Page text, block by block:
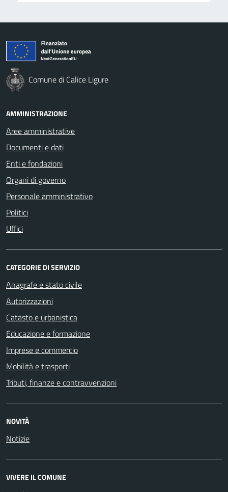
Comune di Calice Ligure
AMMINISTRAZIONE
Aree amministrative
Documenti e dati
Enti e fondazioni
Organi di governo
Personale amministrativo
Politici
Uffici
CATEGORIE DI SERVIZIO
Anagrafe e stato civile
Autorizzazioni
Catasto e urbanistica
Educazione e formazione
Imprese e commercio
Mobilità e trasporti
Tributi, finanze e contravvenzioni
NOVITÀ
Notizie
VIVERE IL COMUNE